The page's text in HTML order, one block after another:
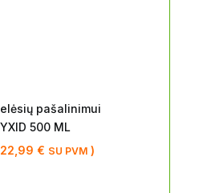
pašalinimui
500 ML
22,99 € SU PVM )